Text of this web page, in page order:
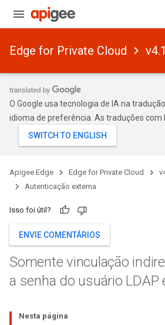
Edge for Private Cloud
O Google usa tecnologia de IA na
idioma de preferência. As traduções com
Apigee Edge Edge for Private Cloud
Autenticação externa
Isso foi útil?
ENVIE COMENTÁRIOS
Somente vinculação
a senha do usuário LDAP
Nesta página